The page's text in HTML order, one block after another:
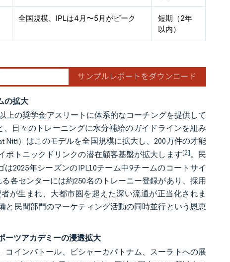
全国規模、IPLは4月〜5月がピーク
短期（2年
以内）
の拡大
上の奨学金アスリートに体系的なコーチングを提供して
、日々のトレーニングに水分補給のガイドラインを組み
Niti）はこのモデルを全国規模に拡大し、200万件の才能
ポトニックドリンクの潜在顧客基盤が拡大します[2]。民
2025年シーズンのIPL10チーム中9チームのコートサイ
各センターには約250名のトレーニー登録があり、採用
が生まれ、大都市圏を超えた深い流通が正当化されま
民間部門のマーケティング活動の同時並行という恩恵
ーツアカデミーの浸透拡大
インバトール、ビシャーカパトナム、スーラトへの展